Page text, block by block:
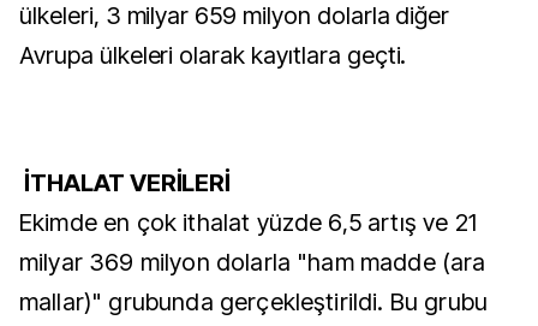
ülkeleri, 3 milyar 659 milyon dolarla diğer
Avrupa ülkeleri olarak kayıtlara geçti.
İTHALAT VERİLERİ
Ekimde en çok ithalat yüzde 6,5 artış ve 21
milyar 369 milyon dolarla "ham madde (ara
mallar)" grubunda gerçekleştirildi. Bu grubu